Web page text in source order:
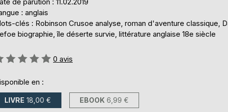
: anglais
clés : Robinson Crusoe analyse, roman d'aventure classique,
biographie, île déserte survie, littérature anglaise 18e siècle
0 avis
en :
LIVRE 18,00 € EBOOK 6,99 €